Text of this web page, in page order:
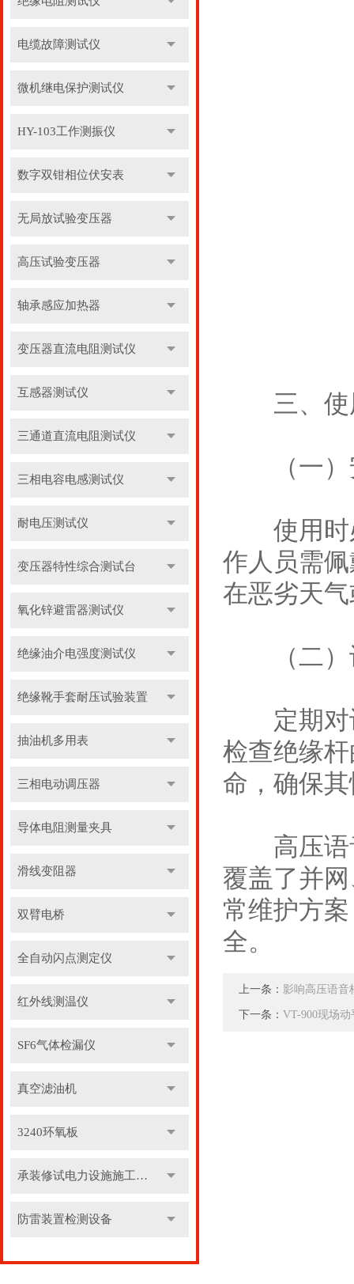
电缆故障测试仪
微机继电保护测试仪
HY-103工作测振仪
数字双钳相位伏安表
无局放试验变压器
高压试验变压器
轴承感应加热器
变压器直流电阻测试仪
互感器测试仪
三通道直流电阻测试仪
三相电容电感测试仪
耐电压测试仪
变压器特性综合测试台
氧化锌避雷器测试仪
绝缘油介电强度测试仪
绝缘靴手套耐压试验装置
抽油机多用表
三相电动调压器
导体电阻测量夹具
滑线变阻器
双臂电桥
全自动闪点测定仪
红外线测温仪
SF6气体检漏仪
真空滤油机
3240环氧板
承装修试电力设施施工机具
防雷装置检测设备
三、使
（一）
使用时必
作人员需
在恶劣天
（二）
定期对设
检查绝缘
命，确保
高压语音
覆盖了并
常维护方
全。
上一条： 影响高压语音
下一条： VT-900现场动